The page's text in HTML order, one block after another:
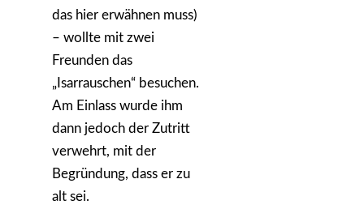
das hier erwähnen muss)
– wollte mit zwei
Freunden das
„Isarrauschen“ besuchen.
Am Einlass wurde ihm
dann jedoch der Zutritt
verwehrt, mit der
Begründung, dass er zu
alt sei.